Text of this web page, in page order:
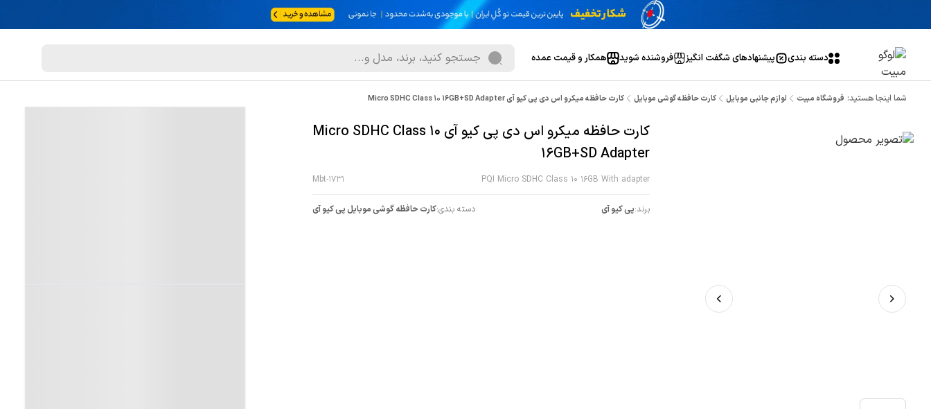
دسته بندی پیشنهاد‌های شگفت انگیز فروشنده شوید همکار و قیمت عمده
شما اینجا هستید: فروشگاه مبیت لوازم جانبی موبایل کارت حافظه گوشی موبایل کارت حافظه میکرو اس دی پی کیو آی Micro SDHC Class 10 16GB+SD Adapter
کارت حافظه میکرو اس دی پی کیو آی Micro SDHC Class 10
16GB+SD Adapter
PQI Micro SDHC Class 10 16GB With adapter
Mbt-1731
برند:پی کیو آی دسته بندی:کارت حافظه گوشی موبایل پی کیو آی